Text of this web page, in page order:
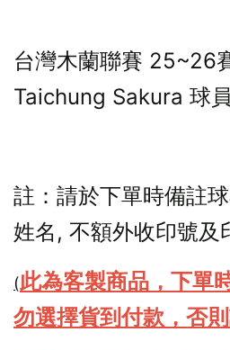
台灣木蘭聯賽 25~26
Taichung Sakura 球
註：請於下單時備註
姓名, 不額外收印號及
(此為客製商品， 下單
勿選擇貨到付款，否